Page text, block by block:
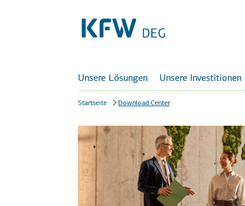
Unsere Lösungen Unsere Investitionen
Startseite Download Center